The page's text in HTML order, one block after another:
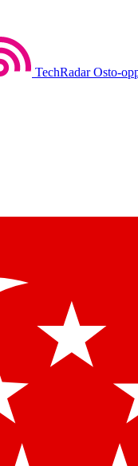
TechRadar Osto-